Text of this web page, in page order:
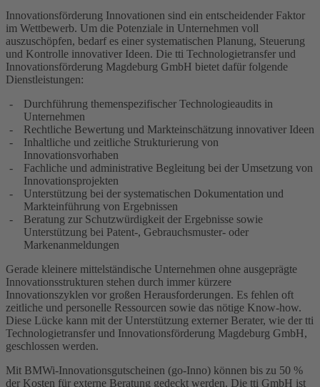
Innovationsförderung Innovationen sind ein entscheidender Faktor
im Wettbewerb. Um die Potenziale in Unternehmen voll
auszuschöpfen, bedarf es einer systematischen Planung, Steuerung
und Kontrolle innovativer Ideen. Die tti Technologietransfer und
Innovationsförderung Magdeburg GmbH bietet dafür folgende
Dienstleistungen:
Durchführung themenspezifischer Technologieaudits in
Unternehmen
Rechtliche Bewertung und Markteinschätzung innovativer Ideen
Inhaltliche und zeitliche Strukturierung von
Innovationsvorhaben
Fachliche und administrative Begleitung bei der Umsetzung von
Innovationsprojekten
Unterstützung bei der systematischen Dokumentation und
Markteinführung von Ergebnissen
Beratung zur Schutzwürdigkeit der Ergebnisse sowie
Unterstützung bei Patent-, Gebrauchsmuster- oder
Markenanmeldungen
Gerade kleinere mittelständische Unternehmen ohne ausgeprägte
Innovationsstrukturen stehen durch immer kürzere
Innovationszyklen vor großen Herausforderungen. Es fehlen oft
zeitliche und personelle Ressourcen sowie das nötige Know-how.
Diese Lücke kann mit der Unterstützung externer Berater, wie der tti
Technologietransfer und Innovationsförderung Magdeburg GmbH,
geschlossen werden.
Mit BMWi-Innovationsgutscheinen (go-Inno) können bis zu 50 %
der Kosten für externe Beratung gedeckt werden. Die tti GmbH ist